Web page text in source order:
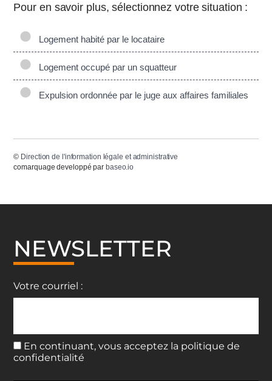
Pour en savoir plus, sélectionnez votre situation :
Logement habité par le locataire
Logement occupé par un squatteur
Expulsion ordonnée par le juge aux affaires familiales
© Direction de l'information légale et administrative
comarquage developpé par baseo.io
NEWSLETTER
Votre courriel :
En continuant, vous acceptez la politique de
confidentialité